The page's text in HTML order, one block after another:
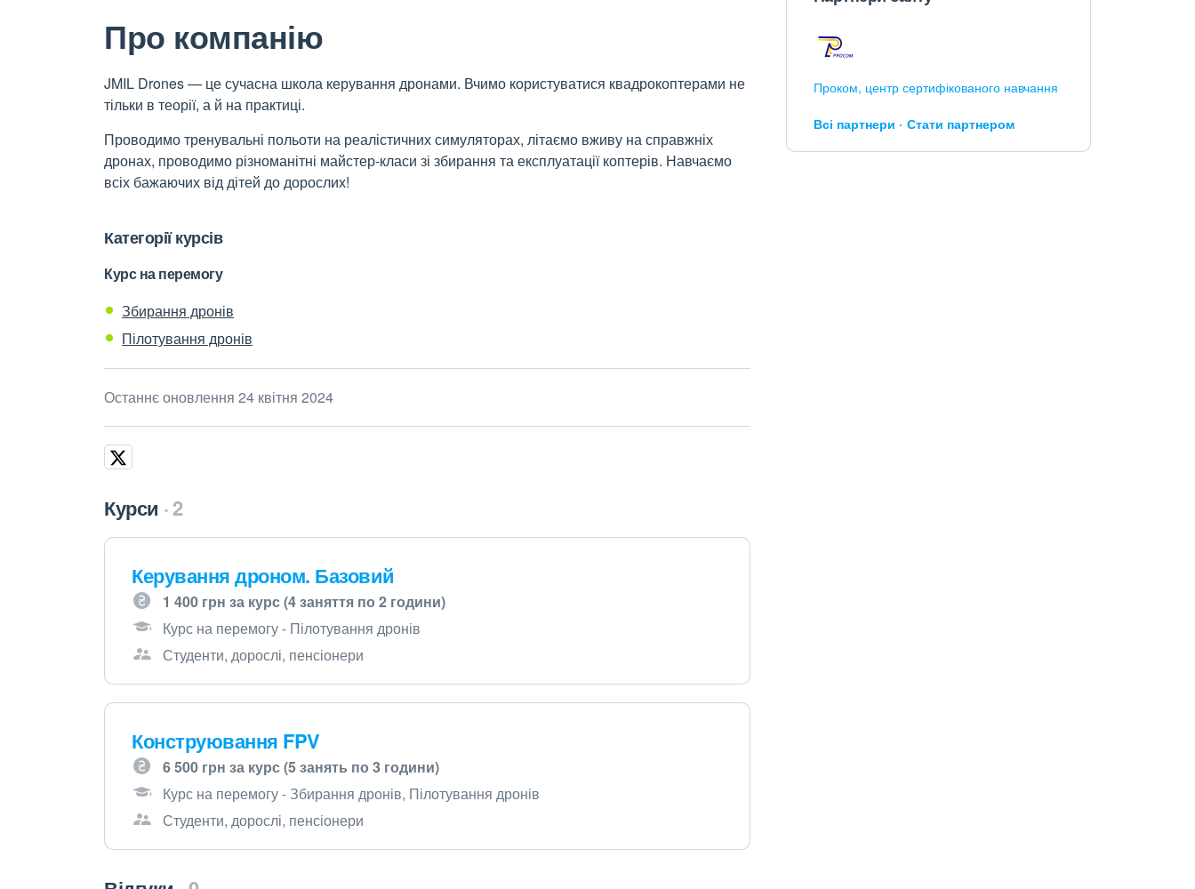
Про компанію
JMIL Drones — це сучасна школа керування дронами. Вчимо користуватися квадрокоптерами не
тільки в теорії, а й на практиці.
Проводимо тренувальні польоти на реалістичних симуляторах, літаємо вживу на справжніх
дронах, проводимо різноманітні майстер-класи зі збирання та експлуатації коптерів. Навчаємо
всіх бажаючих від дітей до дорослих!
Категорії курсів
Курс на перемогу
Збирання дронів
Пілотування дронів
Останнє оновлення 24 квітня 2024
Курси 2
Керування дроном. Базовий
1 400 грн за курс (4 заняття по 2 години)
Курс на перемогу - Пілотування дронів
Студенти, дорослі, пенсіонери
Конструювання FPV
6 500 грн за курс (5 занять по 3 години)
Курс на перемогу - Збирання дронів, Пілотування дронів
Студенти, дорослі, пенсіонери
Проком, центр сертифікованого навчання
Всі партнери Стати партнером